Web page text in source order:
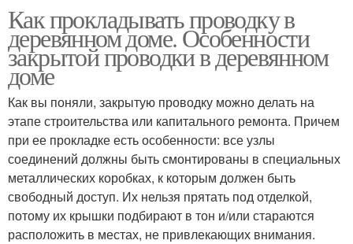
Как прокладывать проводку в
деревянном доме. Особенности
закрытой проводки в деревянном
доме
Как вы поняли, закрытую проводку можно делать на
этапе строительства или капитального ремонта. Причем
при ее прокладке есть особенности: все узлы
соединений должны быть смонтированы в специальных
металлических коробках, к которым должен быть
свободный доступ. Их нельзя прятать под отделкой,
потому их крышки подбирают в тон и/или стараются
расположить в местах, не привлекающих внимания.